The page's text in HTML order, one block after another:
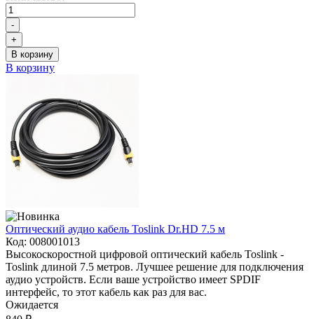
-
+
В корзину
В корзину
Оптический аудио кабель Toslink Dr.HD 7.5 м
Код: 008001013
Высокоскоростной цифровой оптический кабель Toslink -
Toslink длиной 7.5 метров. Лучшее решение для подключения
аудио устройств. Если ваше устройство имеет SPDIF
интерфейс, то этот кабель как раз для вас.
Ожидается